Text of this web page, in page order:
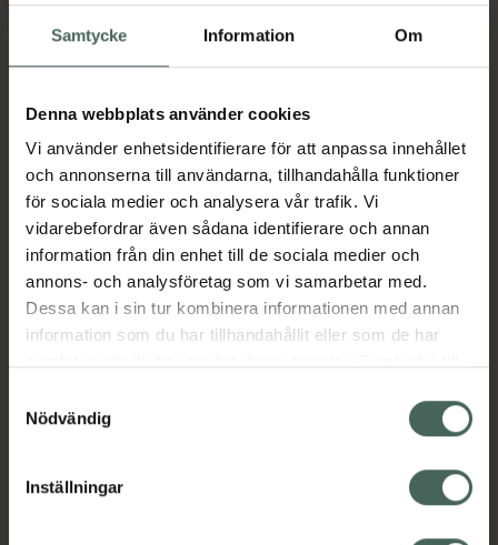
Samtycke Information Om
Denna webbplats använder cookies
Vi använder enhetsidentifierare för att anpassa innehållet
och annonserna till användarna, tillhandahålla funktioner
för sociala medier och analysera vår trafik. Vi
vidarebefordrar även sådana identifierare och annan
information från din enhet till de sociala medier och
annons- och analysföretag som vi samarbetar med.
Dessa kan i sin tur kombinera informationen med annan
information som du har tillhandahållit eller som de har
återkalla ditt samtycke via webbplatsens
cookieinställningar. Ett återkallat samtycke påverkar inte
lagligheten av behandling som skett innan återkallelsen.
Nödvändig
Inställningar
Köp via ditt recept
Beskrivning Dölj
Läs alltid bipacksedeln innan
användning.
EAN:07640129620890
Visa